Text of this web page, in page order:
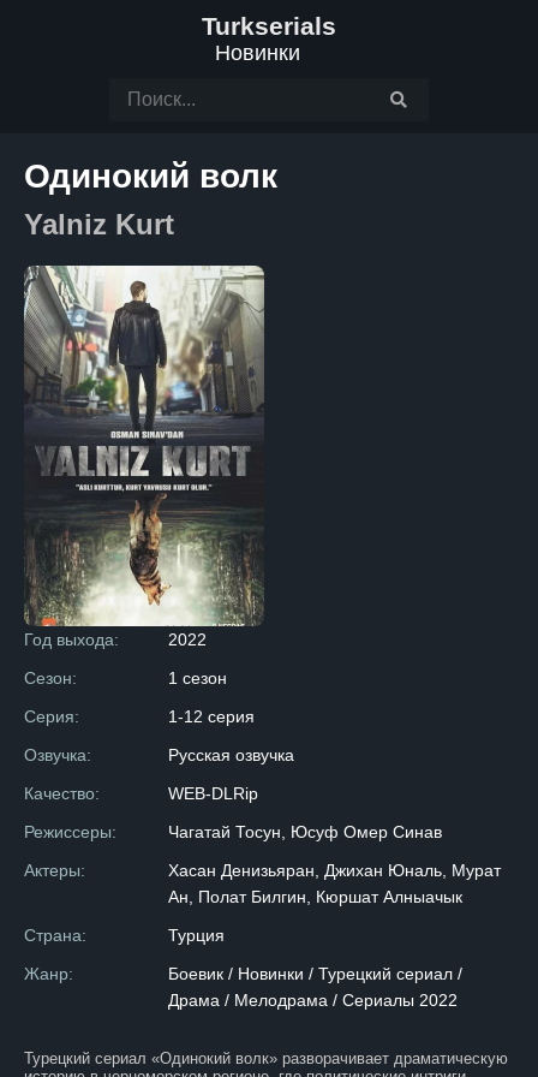
Turkserials
Новинки
Одинокий волк
Yalniz Kurt
Год выхода:
2022
Сезон:
1 сезон
Серия:
1-12 серия
Озвучка:
Русская озвучка
Качество:
WEB-DLRip
Режиссеры:
Чагатай Тосун, Юсуф Омер Синав
Актеры:
Хасан Денизьяран, Джихан Юналь, Мурат
Ан, Полат Билгин, Кюршат Алныачык
Страна:
Турция
Жанр:
Боевик / Новинки / Турецкий сериал /
Драма / Мелодрама / Сериалы 2022
Турецкий сериал «Одинокий волк» разворачивает драматическую